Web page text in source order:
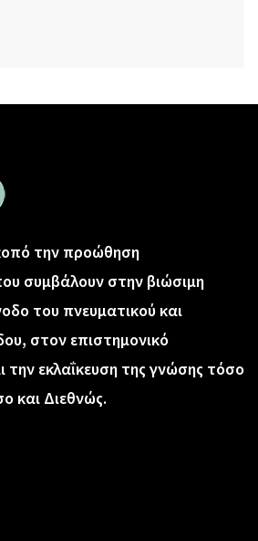
την προώθηση
συμβάλουν στην βιώσιμη
του πνευματικού και
στον επιστημονικό
την εκλαΐκευση της γνώσης τόσο
και Διεθνώς.